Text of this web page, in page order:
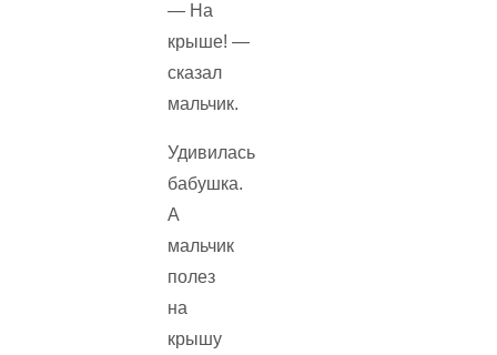
— На
крыше! —
сказал
мальчик.
Удивилась
бабушка.
А
мальчик
полез
на
крышу